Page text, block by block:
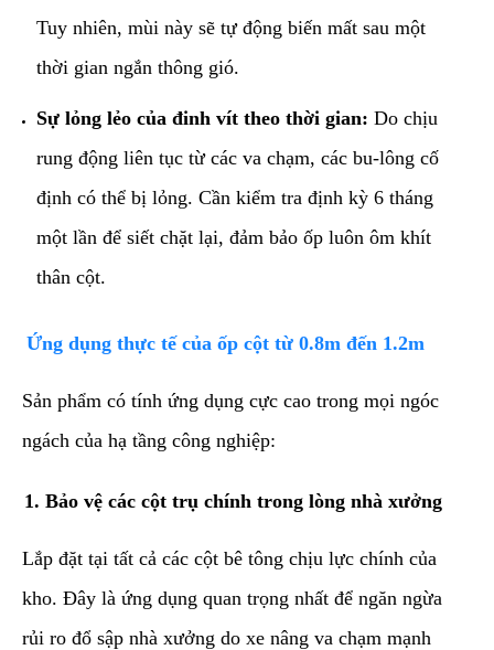
Tuy nhiên, mùi này sẽ tự động biến mất sau một
thời gian ngắn thông gió.
Sự lỏng lẻo của đinh vít theo thời gian: Do chịu
rung động liên tục từ các va chạm, các bu-lông cố
định có thể bị lỏng. Cần kiểm tra định kỳ 6 tháng
một lần để siết chặt lại, đảm bảo ốp luôn ôm khít
thân cột.
​Ứng dụng thực tế của ốp cột từ 0.8m đến 1.2m
​Sản phẩm có tính ứng dụng cực cao trong mọi ngóc
ngách của hạ tầng công nghiệp:
​1. Bảo vệ các cột trụ chính trong lòng nhà xưởng
​Lắp đặt tại tất cả các cột bê tông chịu lực chính của
kho. Đây là ứng dụng quan trọng nhất để ngăn ngừa
rủi ro đổ sập nhà xưởng do xe nâng va chạm mạnh